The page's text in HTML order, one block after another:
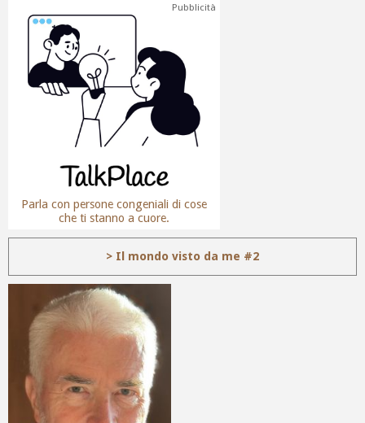
Pubblicità
Parla con persone congeniali di cose
che ti stanno a cuore.
> Il mondo visto da me #2